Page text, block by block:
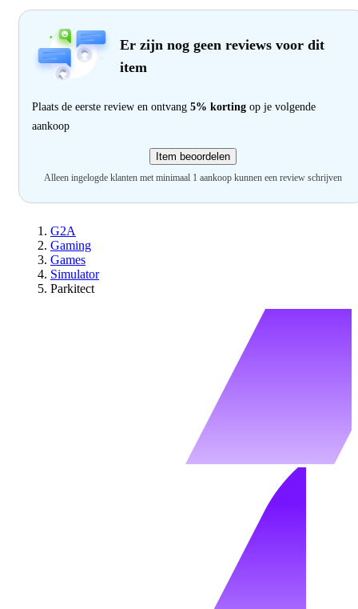
Er zijn nog geen reviews voor dit
item
Plaats de eerste review en ontvang 5% korting op je volgende
aankoop
Item beoordelen
Alleen ingelogde klanten met minimaal 1 aankoop kunnen een review schrijven
G2A
Gaming
Games
Simulator
Parkitect